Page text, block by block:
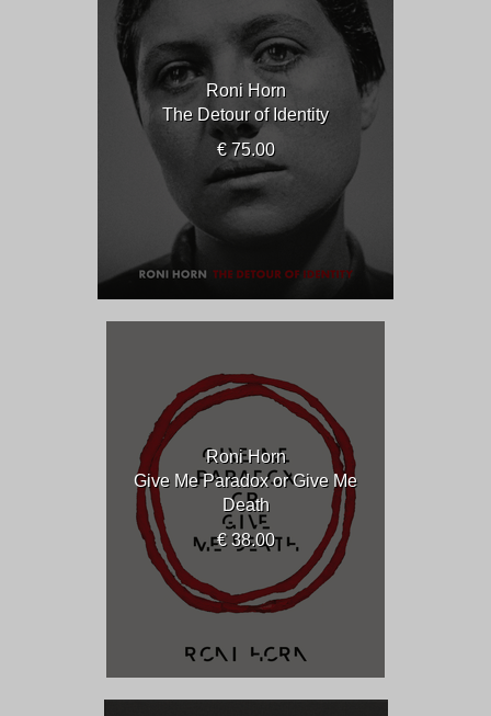
Roni Horn
The Detour of Identity
€ 75.00
Roni Horn
Give Me Paradox or Give Me
Death
€ 38.00